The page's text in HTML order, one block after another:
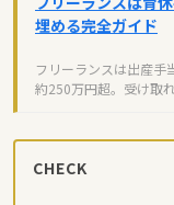
埋める完全ガイド
フリーランスは出産手
約250万円超。受け取
CHECK